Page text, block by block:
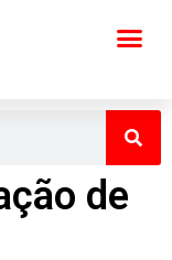
de